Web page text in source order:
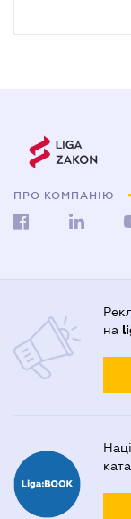
ПРО КОМПАНІЮ
на